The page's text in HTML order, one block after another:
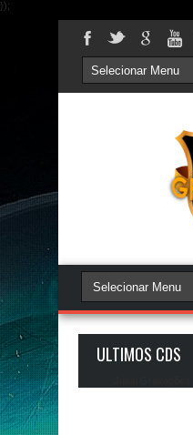
});
ULTIMOS CDS
PAREDÃO 17.0 - A PLAYLIST DOS
A Favela Ta Gostosa 5.0 -